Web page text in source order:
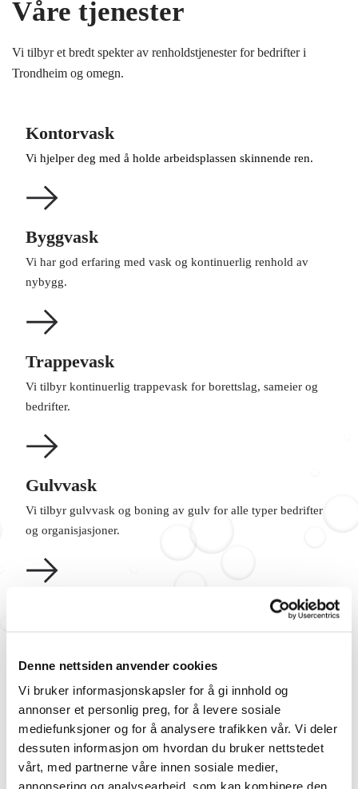
Denne nettsiden anvender cookies
Vi bruker informasjonskapsler for å gi innhold og
annonser et personlig preg, for å levere sosiale
mediefunksjoner og for å analysere trafikken vår. Vi deler
dessuten informasjon om hvordan du bruker nettstedet
vårt, med partnerne våre innen sosiale medier,
annonsering og analysearbeid, som kan kombinere den
Våre tjenester
Vi tilbyr et bredt spekter av renholdstjenester for bedrifter i
Trondheim og omegn.
Kontorvask
Vi hjelper deg med å holde arbeidsplassen skinnende ren.
Byggvask
Vi har god erfaring med vask og kontinuerlig renhold av
nybygg.
Trappevask
Vi tilbyr kontinuerlig trappevask for borettslag, sameier og
bedrifter.
Gulvvask
Vi tilbyr gulvvask og boning av gulv for alle typer bedrifter
og organisjasjoner.
Vi kan levere matter i alle størrelser, fasonger og farger - med
Les mer om alle våre tjenester